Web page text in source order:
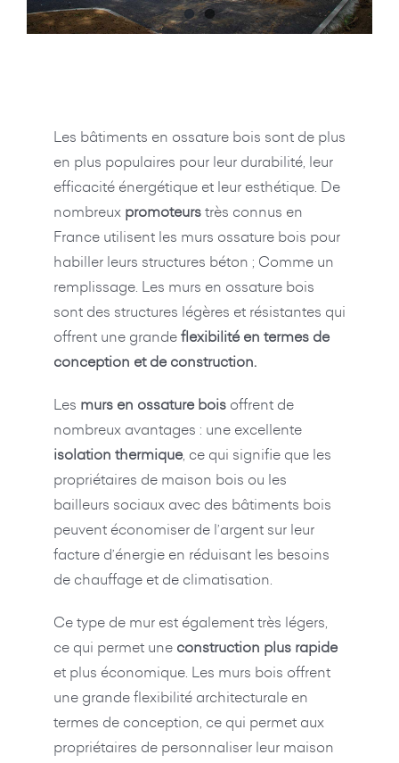
Les bâtiments en ossature bois sont de plus
en plus populaires pour leur durabilité, leur
efficacité énergétique et leur esthétique. De
nombreux promoteurstrès connus en
France utilisent les murs ossature bois pour
habiller leurs structures béton ; Comme un
remplissage. Les murs en ossature bois
sont des structures légères et résistantes qui
offrent une grandeflexibilité en termes de
conception et de construction.
Les murs en ossature boisoffrent de
nombreux avantages : une excellente
isolation thermique, ce qui signifie que les
propriétaires de maison bois ou les
bailleurs sociaux avec des bâtiments bois
peuvent économiser de l’argent sur leur
facture d’énergie en réduisant les besoins
de chauffage et de climatisation.
Ce type de mur est également très légers,
ce qui permet une construction plus rapide
et plus économique. Les murs bois offrent
une grande flexibilité architecturale en
termes de conception, ce qui permet aux
propriétaires de personnaliser leur maison